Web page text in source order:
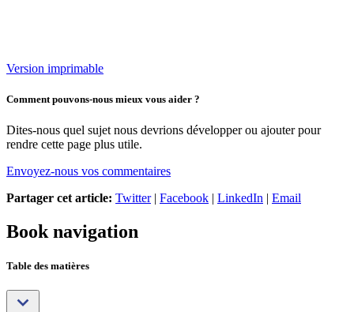
Version imprimable
Comment pouvons-nous mieux vous aider ?
Dites-nous quel sujet nous devrions développer ou ajouter pour
rendre cette page plus utile.
Envoyez-nous vos commentaires
Partager cet article: Twitter| Facebook | LinkedIn | Email
Book navigation
Table des matières